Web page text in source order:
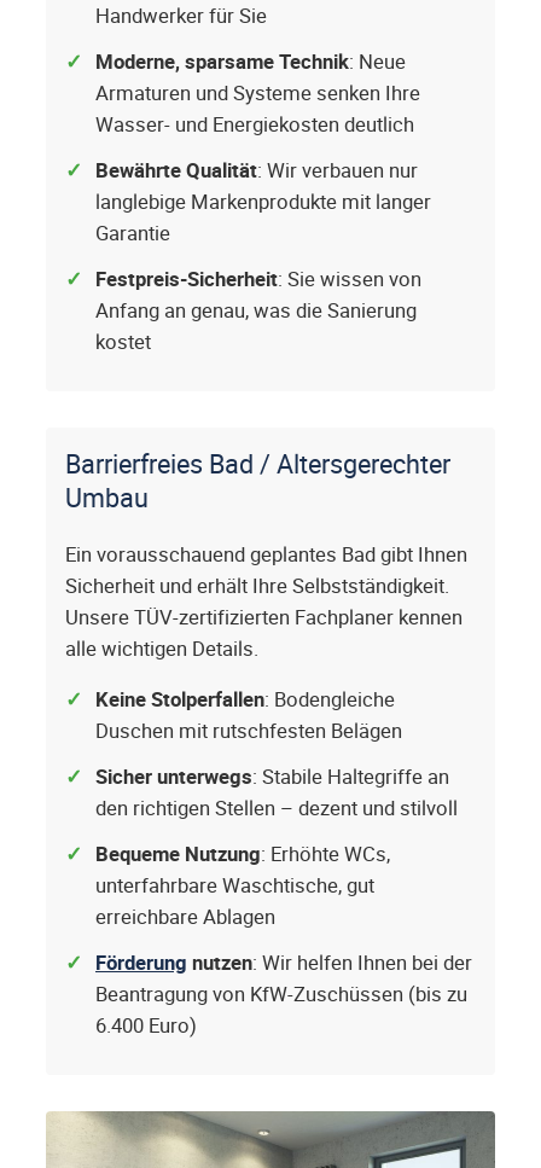
Handwerker für Sie
Moderne, sparsame Technik: Neue
Armaturen und Systeme senken Ihre
Wasser- und Energiekosten deutlich
Bewährte Qualität: Wir verbauen nur
langlebige Markenprodukte mit langer
Garantie
Festpreis-Sicherheit: Sie wissen von
Anfang an genau, was die Sanierung
kostet
Barrierfreies Bad / Altersgerechter
Umbau
Ein vorausschauend geplantes Bad gibt Ihnen
Sicherheit und erhält Ihre Selbstständigkeit.
Unsere TÜV-zertifizierten Fachplaner kennen
alle wichtigen Details.
Keine Stolperfallen: Bodengleiche
Duschen mit rutschfesten Belägen
Sicher unterwegs: Stabile Haltegriffe an
den richtigen Stellen – dezent und stilvoll
Bequeme Nutzung: Erhöhte WCs,
unterfahrbare Waschtische, gut
erreichbare Ablagen
Förderung nutzen: Wir helfen Ihnen bei der
Beantragung von KfW-Zuschüssen (bis zu
6.400 Euro)